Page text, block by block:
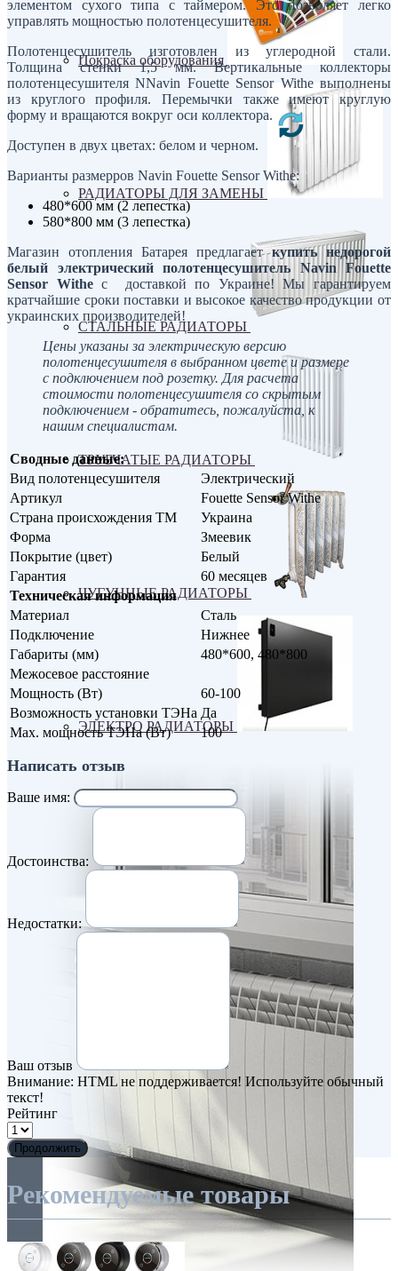
Покраска оборудования
РАДИАТОРЫ ДЛЯ ЗАМЕНЫ
СТАЛЬНЫЕ РАДИАТОРЫ
ТРУБЧАТЫЕ РАДИАТОРЫ
ЧУГУННЫЕ РАДИАТОРЫ
ЭЛЕКТРО РАДИАТОРЫ
элементом сухого типа с таймером. Это позволяет легко
управлять мощностью полотенцесушителя.
Полотенцесушитель изготовлен из углеродной стали.
Толщина стенки 1,5 мм. Вертикальные коллекторы
полотенцесушителя NNavin Fouette Sensor Withe выполнены
из круглого профиля. Перемычки также имеют круглую
форму и вращаются вокруг оси коллектора.
Доступен в двух цветах: белом и черном.
Варианты размерров Navin Fouette Sensor Withe:
480*600 мм (2 лепестка)
580*800 мм (3 лепестка)
Магазин отопления Батарея предлагаеткупить недорогой
белый электрический полотенцесушитель Navin Fouette
Sensor Witheс доставкой по Украине! Мы гарантируем
кратчайшие сроки поставки и высокое качество продукции от
украинских производителей!
Цены указаны за электрическую версию
полотенцесушителя в выбранном цвете и размере
с подключением под розетку. Для расчета
стоимости полотенцесушителя со скрытым
подключением - обратитесь, пожалуйста, к
нашим специалистам.
Сводные данные:
Вид полотенцесушителя
Электрический
Артикул
Fouette Sensor Withe
Страна происхождения ТМ
Украина
Форма
Змеевик
Покрытие (цвет)
Белый
Гарантия
60 месяцев
Техническая информация
Материал
Сталь
Подключение
Нижнее
Габариты (мм)
480*600, 480*800
Межосевое расстояние
Мощность (Вт)
60-100
Возможность установки ТЭНа Да
Max. мощность ТЭНа (Вт)
100
Написать отзыв
Ваше имя:
Достоинства:
Недостатки:
Ваш отзыв
Внимание: HTML не поддерживается! Используйте обычный
текст!
Рейтинг
Продолжить
Рекомендуемые товары